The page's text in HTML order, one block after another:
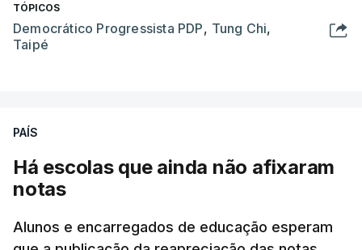
TÓPICOS
Democrático Progressista PDP, Tung Chi,
Taipé
PAÍS
Há escolas que ainda não afixaram
notas
Alunos e encarregados de educação esperam